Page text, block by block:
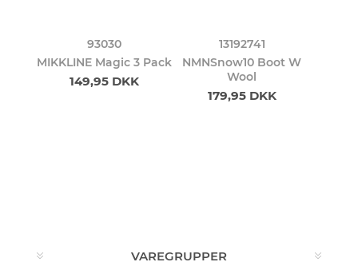
93030
MIKKLINE Magic 3 Pack
149,95 DKK
13192741
NMNSnow10 Boot W
Wool
179,95 DKK
VAREGRUPPER